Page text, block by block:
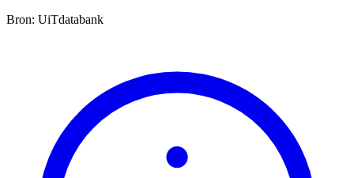
Bron: UiTdatabank